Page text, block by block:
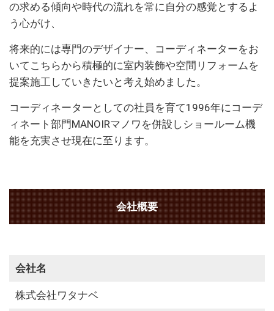
の求める傾向や時代の流れを常に自分の感覚とするよ
う心がけ、
将来的には専門のデザイナー、コーディネーターをお
いてこちらから積極的に室内装飾や空間リフォームを
提案施工していきたいと考え始めました。
コーディネーターとしての社員を育て1996年にコーデ
ィネート部門MANOIRマノワを併設しショールーム機
能を充実させ現在に至ります。
会社概要
会社名
株式会社ワタナベ